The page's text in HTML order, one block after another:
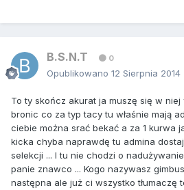
B.S.N.T 0
Opublikowano 12 Sierpnia 2014
To ty skończ akurat ja muszę się w
bronic co za typ tacy tu właśnie mają
ciebie można srać bekać a za 1 kurwa
kicka chyba naprawdę tu admina
selekcji ... I tu nie chodzi o
panie znawco ... Kogo nazywasz
następna ale już ci wszystko tłumaczę